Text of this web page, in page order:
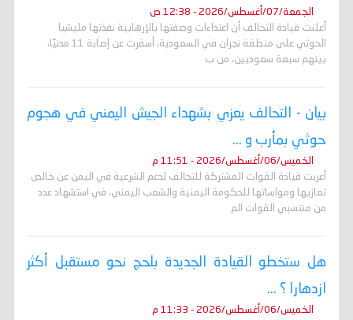
الجمعة/07/أغسطس/2026 - 12:38 ص
أعلنت قيادة التحالف أن اعتداءات وصفتها بالإرهابية نفذتها مليشيا
الحوثي على منطقة نجران في السعودية، أسفرت عن إصابة 11 مدنيًا،
بينهم سبعة سعوديين، من ب
بيان - التحالف يعزي بشهداء الجيش اليمني في هجوم
حوثي بمأرب و ...
الخميس/06/أغسطس/2026 - 11:51 م
أعربت قيادة القوات المشتركة للتحالف لدعم الشرعية في اليمن عن خالص
تعازيها ومواساتها للحكومة اليمنية والشعب اليمني، في استشهاد عدد
من منتسبي القوات الم
هل ستخطو القيادة الجديدة بلحج نحو مستقبل أكثر
ازدهارا ؟ ...
الخميس/06/أغسطس/2026 - 11:33 م